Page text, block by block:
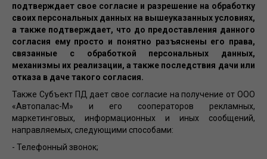
подтверждает свое согласие и разрешение на обработку
своих персональных данных на вышеуказанных условиях,
а также подтверждает, что до предоставления данного
согласия ему просто и понятно разъяснены его права,
связанные с обработкой персональных данных,
механизмы их реализации, а также последствия дачи или
отказа в даче такого согласия.
Также Субъект ПД дает свое согласие на получение от ООО
«Автопалас-М» и его сооператоров рекламных,
маркетинговых, информационных и иных сообщений,
направляемых, следующими способами:
- Телефонный звонок;